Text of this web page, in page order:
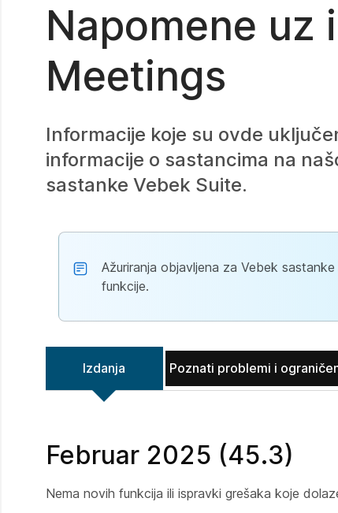
Napomene uz
Meetings
Informacije koje su ovde
informacije o sastancima na
sastanke Vebek Suite.
Ažuriranja objavljena za Vebek
funkcije.
Izdanja Poznati problemi i
Februar 2025 (45.3)
Nema novih funkcija ili ispravki grešaka koje